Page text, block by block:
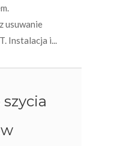
usuwanie
Instalacja i...